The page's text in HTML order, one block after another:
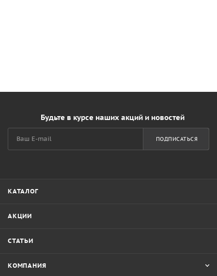
Будьте в курсе наших акций и новостей
ПОДПИСАТЬСЯ
КАТАЛОГ
АКЦИИ
СТАТЬИ
КОМПАНИЯ